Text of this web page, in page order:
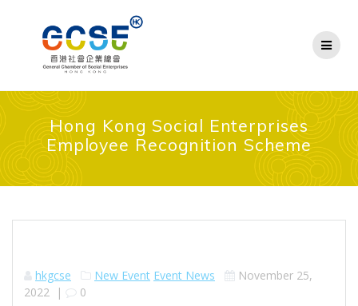
Hong Kong Social Enterprises
Employee Recognition Scheme
hkgcse New Event Event News
November 25,
2022 | 0